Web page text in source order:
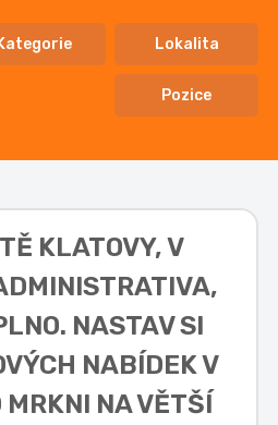
Lokalita
Pozice
KLATOVY, V
NASTAV SI
NABÍDEK V
MRKNI NA VĚTŠÍ